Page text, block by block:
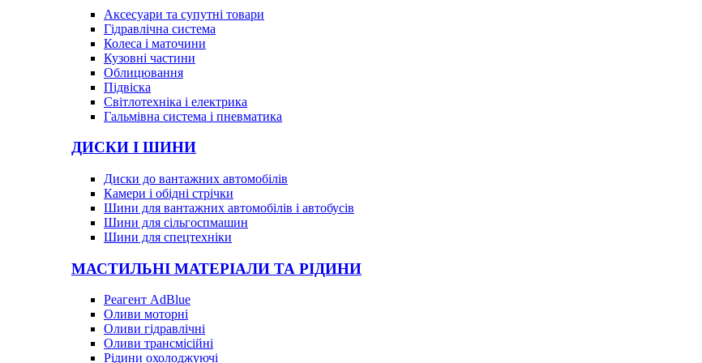
Аксесуари та супутні товари
Гідравлічна система
Колеса і маточини
Кузовні частини
Облицювання
Підвіска
Світлотехніка і електрика
Гальмівна система і пневматика
ДИСКИ І ШИНИ
Диски до вантажних автомобілів
Камери і обідні стрічки
Шини для вантажних автомобілів і автобусів
Шини для сільгоспмашин
Шини для спецтехніки
МАСТИЛЬНІ МАТЕРІАЛИ ТА РІДИНИ
Реагент AdBlue
Оливи моторні
Оливи гідравлічні
Оливи трансмісійні
Рідини охолоджуючі